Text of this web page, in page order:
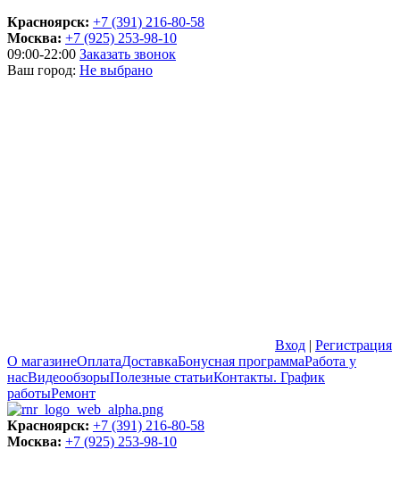
Красноярск: +7 (391) 216-80-58
Москва: +7 (925) 253-98-10
09:00-22:00 Заказать звонок
Ваш город: Не выбрано
Вход | Регистрация
О магазинеОплатаДоставкаБонусная программаРабота у
насВидеообзорыПолезные статьиКонтакты. График
работыРемонт
Красноярск: +7 (391) 216-80-58
Москва: +7 (925) 253-98-10